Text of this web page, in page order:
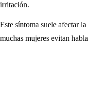
irritación.
Este síntoma suele afectar
muchas mujeres evitan